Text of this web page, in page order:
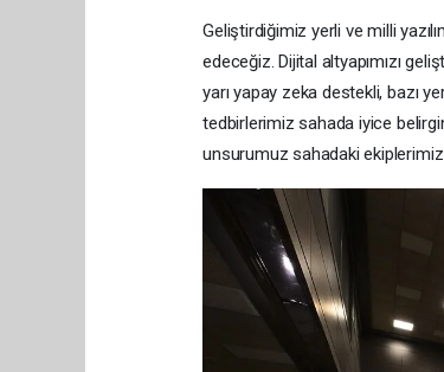
Geliştirdiğimiz yerli ve milli
edeceğiz. Dijital altyapımızı
yarı yapay zeka destekli, bazı
tedbirlerimiz sahada iyice
unsurumuz sahadaki